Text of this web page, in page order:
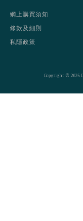
網上購買須知
條款及細則
私隱政策
Copyright © 2025